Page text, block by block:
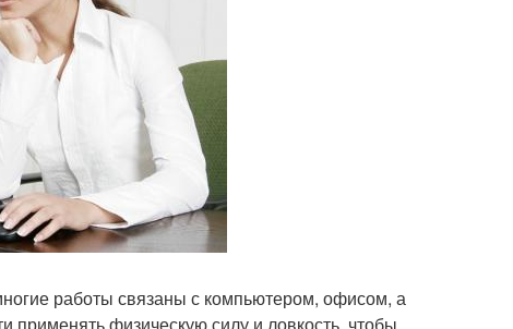
работы связаны с компьютером, офисом, а